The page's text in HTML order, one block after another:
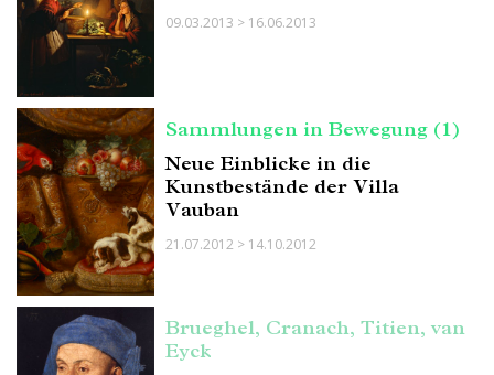
09.03.2013 > 16.06.2013
Sammlungen in Bewegung (1)
Neue Einblicke in die
Kunstbestände der Villa
Vauban
21.07.2012 > 14.10.2012
Brueghel, Cranach, Titien, van
Eyck